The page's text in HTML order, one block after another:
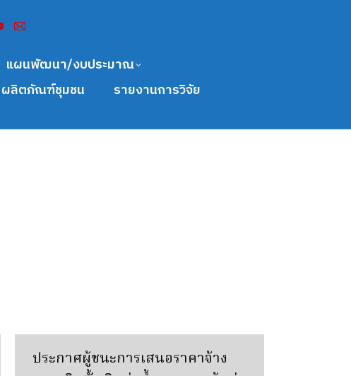
แผนพัฒนา/งบประมาณ
ผลิตภัณฑ์ชุมชน
รายงานการวิจัย
ประกาศผู้ชนะการเสนอราคาจ้าง